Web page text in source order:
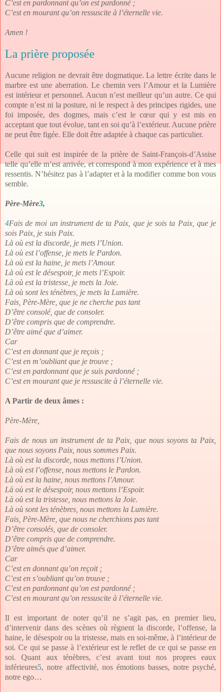
C’est en pardonnant qu’on est pardonné ;
C’est en mourant qu’on ressuscite à l’éternelle vie.
Amen !
La prière proposée
Aucune religion ne devrait être dogmatique. La lettre écrite dans le
marbre est une aberration. Le chemin vers l’Amour et la Lumière
est intérieur et personnel. Aucun n’est meilleur qu’un autre. Ce qui
compte n’est ni la posture, ni le respect à des principes rigides, une
foi imposée, des dogmes, mais c’est le cœur qui y est mis en
acceptant que tout évolue, tant en soi qu’à l’extérieur. Aucune prière
ne peut être figée. Elle doit être adaptée à chaque cas particulier.
Celle qui suit est inspirée de la prière de Saint-François-d’Assise
telle qu’elle m’est arrivée, et correspond à mon expérience et à mes
ressentis. N’hésitez pas à l’adapter et à la modifier comme bon vous
semble.
Père-Mère3,
4Fais de moi un instrument de ta Paix, que je sois ta Paix, que je
sois Paix, je suis Paix.
Là où est la discorde, je mets l’Union.
Là où est l’offense, je mets le Pardon.
Là où est la haine, je mets l’Amour.
Là où est le désespoir, je mets l’Espoir.
Là où est la tristesse, je mets la Joie.
Là où sont les ténèbres, je mets la Lumière.
Fais, Père-Mère, que je ne cherche pas tant
D’être consolé, que de consoler.
D’être compris que de comprendre.
D’être aimé que d’aimer.
Car
C’est en donnant que je reçois ;
C’est en m’oubliant que je trouve ;
C’est en pardonnant que je suis pardonné ;
C’est en mourant que je ressuscite à l’éternelle vie.
A Partir de deux âmes :
Père-Mère,
Fais de nous un instrument de ta Paix, que nous soyons ta Paix,
que nous soyons Paix, nous sommes Paix.
Là où est la discorde, nous mettons l’Union.
Là où est l’offense, nous mettons le Pardon.
Là où est la haine, nous mettons l’Amour.
Là où est le désespoir, nous mettons l’Espoir.
Là où est la tristesse, nous mettons la Joie.
Là où sont les ténèbres, nous mettons la Lumière.
Fais, Père-Mère, que nous ne cherchions pas tant
D’être consolés, que de consoler.
D’être compris que de comprendre.
D’être aimés que d’aimer.
Car
C’est en donnant qu’on reçoit ;
C’est en s’oubliant qu’on trouve ;
C’est en pardonnant qu’on est pardonné ;
C’est en mourant qu’on ressuscite à l’éternelle vie.
Il est important de noter qu’il ne s’agit pas, en premier lieu,
d’intervenir dans des scènes où règnent la discorde, l’offense, la
haine, le désespoir ou la tristesse, mais en soi-même, à l’intérieur de
soi. Ce qui se passe à l’extérieur est le reflet de ce qui se passe en
soi. Quant aux ténèbres, c’est avant tout nos propres eaux
inférieures5, notre affectivité, nos émotions basses, notre psyché,
notre ego…